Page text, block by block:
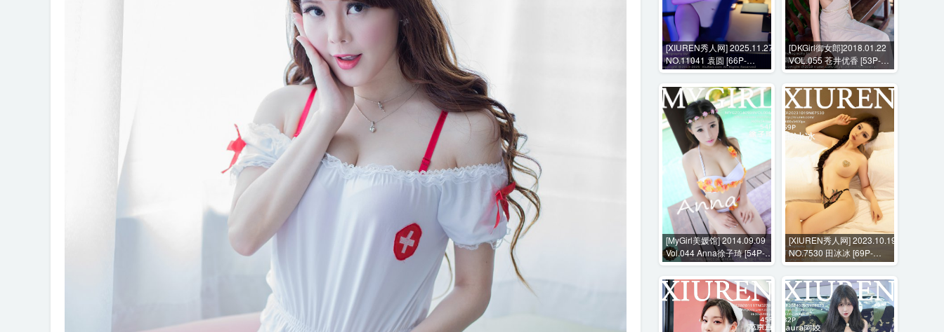
[XIUREN秀人网] 2025.11.27
NO.11041 袁圆 [66P-
776MB]
[DKGirl御女郎]2018.01.22
VOL.055 苍井优香 [53P-
255MB]
[MyGirl美媛馆] 2014.09.09
Vol.044 Anna徐子琦 [54P-
222MB]
[XIUREN秀人网] 2023.10.19
NO.7530 田冰冰 [69P-
702MB]